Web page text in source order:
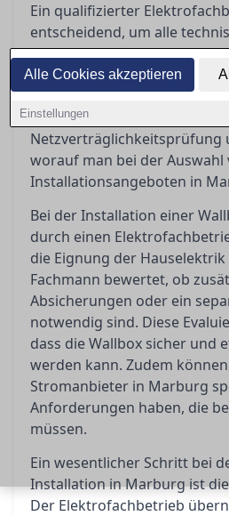
Alle Cookies akzeptieren
Einstellungen
Ein qualifizierter
entscheidend, um alle
rechtlichen Anforderungen
Ratgeber beleuchtet, was
Installationsplanung zu
Bedeutung der
Netzverträglichkeitsprüfung
worauf man bei der Auswahl
Installationsangeboten in
Bei der Installation einer
durch einen
die Eignung der
Fachmann bewertet, ob
Absicherungen oder ein
notwendig sind. Diese
dass die Wallbox sicher und
werden kann. Zudem
Stromanbieter in Marburg
Anforderungen haben, die
müssen.
Ein wesentlicher Schritt bei
Installation in Marburg ist
Der Elektrofachbetrieb